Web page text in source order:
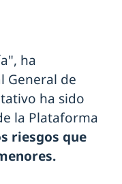
ha
General de
ha sido
la Plataforma
riesgos que